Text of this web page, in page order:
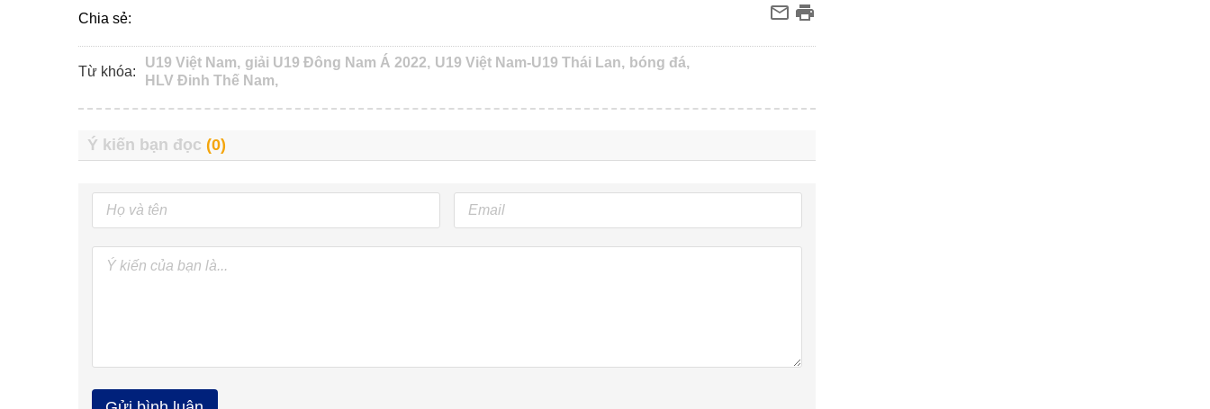
Chia sẻ:
Từ khóa:
U19 Việt Nam, giải U19 Đông Nam Á 2022, U19 Việt Nam-U19 Thái Lan, bóng đá,
HLV Đinh Thế Nam,